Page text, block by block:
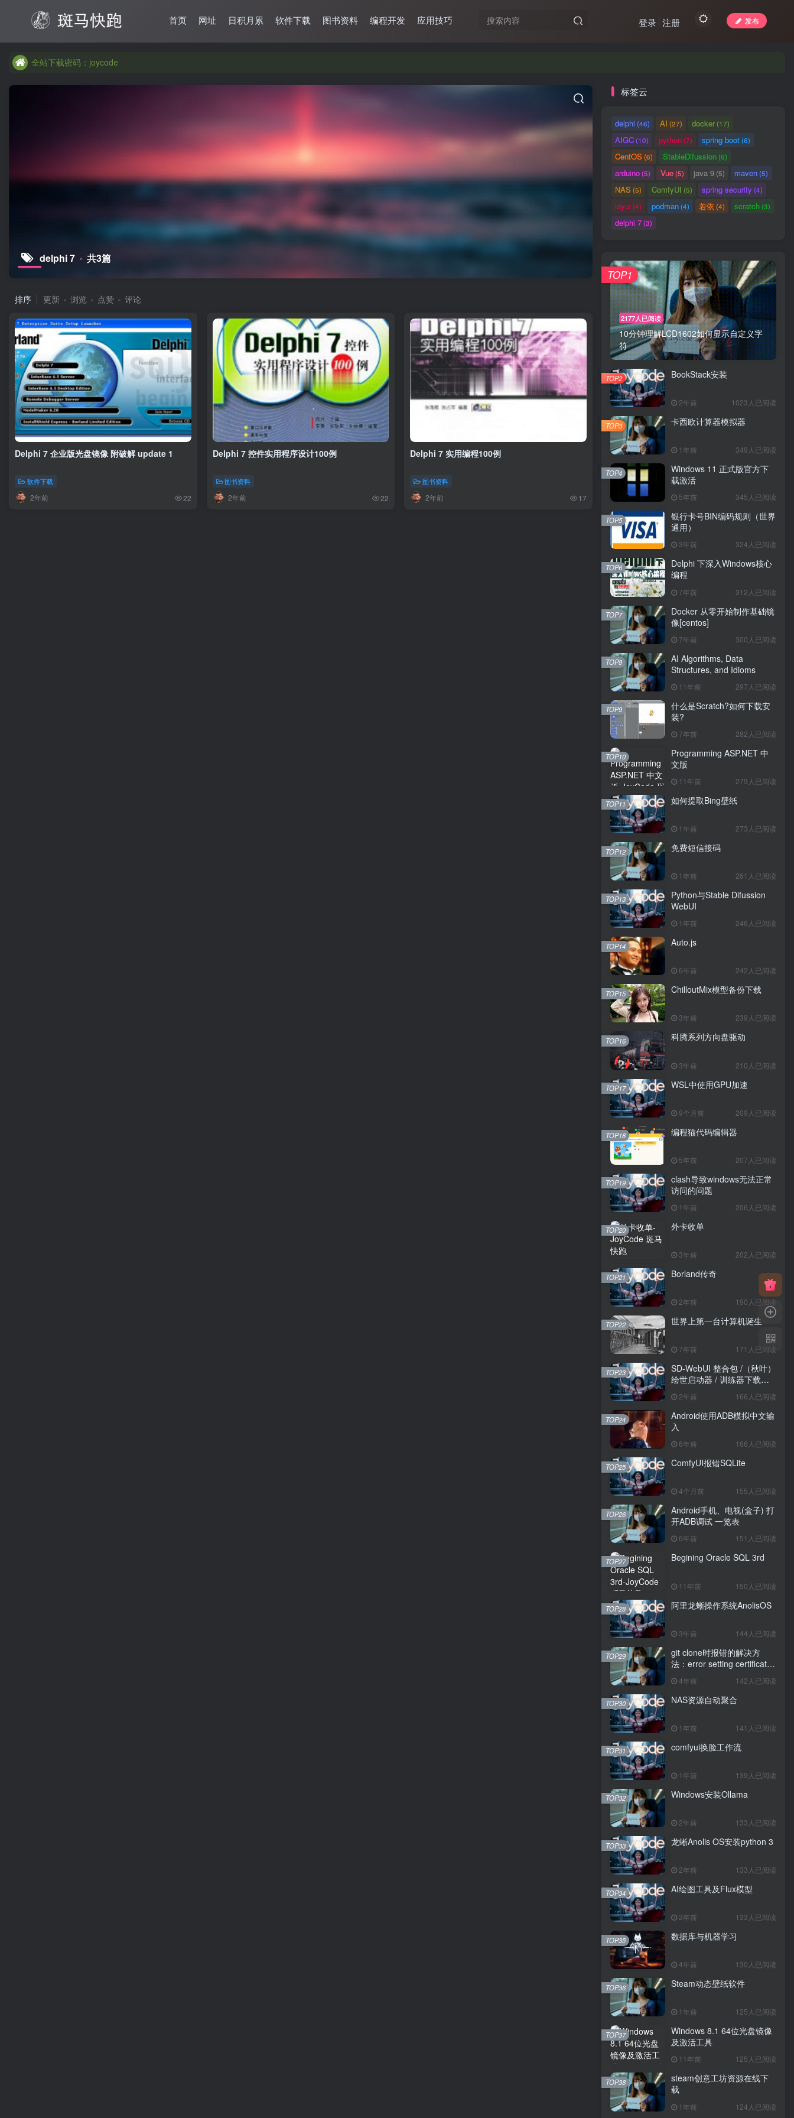
首页 网址 日积月累 软件下载 图书资料 编程开发 应用技巧 发布
登录 注册
全站下载密码：joycode
全站下载密码：joycode
全站下载密码：joycode
delphi 7 共3篇
排序 更新 浏览 点赞 评论
Delphi 7 企业版光盘镜像 附破解 update 1
软件下载
2年前 22
Delphi 7 控件实用程序设计100例
图书资料
2年前 22
Delphi 7 实用编程100例
图书资料
2年前 17
标签云
delphi(46) AI (27) docker(17)
AIGC(10) python(7) spring boot(6)
CentOS (6) StableDifussion(6)
arduino(5) Vue(5) java 9(5) maven(5)
NAS (5) ComfyUI (5) spring security (4)
layui(4) podman(4) 若依 (4) scratch(3)
delphi 7(3)
2177人已阅读
10分钟理解LCD1602如何显示自定义字
符
TOP1
BookStack安装
2年前 1023人已阅读
TOP2
卡西欧计算器模拟器
1年前 349人已阅读
TOP3
Windows 11 正式版官方下
载激活
5年前 345人已阅读
TOP4
银行卡号BIN编码规则（世界
通用）
3年前 324人已阅读
TOP5
Delphi 下深入Windows核心
编程
7年前 312人已阅读
TOP6
Docker 从零开始制作基础镜
像[centos]
7年前 300人已阅读
TOP7
AI Algorithms, Data
Structures, and Idioms
11年前 297人已阅读
TOP8
什么是Scratch?如何下载安
装?
7年前 282人已阅读
TOP9
Programming ASP.NET 中
文版
11年前 279人已阅读
TOP10
如何提取Bing壁纸
1年前 273人已阅读
TOP11
免费短信接码
1年前 261人已阅读
TOP12
Python与Stable Difussion
WebUI
1年前 246人已阅读
TOP13
Auto.js
6年前 242人已阅读
TOP14
ChilloutMix模型备份下载
3年前 239人已阅读
TOP15
科腾系列方向盘驱动
3年前 210人已阅读
TOP16
WSL中使用GPU加速
9个月前 209人已阅读
TOP17
编程猫代码编辑器
5年前 207人已阅读
TOP18
clash导致windows无法正常
访问的问题
1年前 206人已阅读
TOP19
外卡收单
3年前 202人已阅读
TOP20
Borland传奇
2年前 190人已阅读
TOP21
世界上第一台计算机诞生
7年前 171人已阅读
TOP22
SD-WebUI 整合包 /（秋叶）
绘世启动器 / 训练器下载导
2年前 166人已阅读
TOP23
Android使用ADB模拟中文输
入
6年前 166人已阅读
TOP24
ComfyUI报错SQLite
4个月前 155人已阅读
TOP25
Android手机、电视(盒子) 打
开ADB调试 一览表
6年前 151人已阅读
TOP26
Begining Oracle SQL 3rd
11年前 150人已阅读
TOP27
阿里龙蜥操作系统AnolisOS
3年前 144人已阅读
TOP28
git clone时报错的解决方
法：error setting certificate
4年前 142人已阅读
TOP29
NAS资源自动聚合
1年前 141人已阅读
TOP30
comfyui换脸工作流
1年前 139人已阅读
TOP31
Windows安装Ollama
2年前 133人已阅读
TOP32
龙蜥Anolis OS安装python 3
2年前 133人已阅读
TOP33
AI绘图工具及Flux模型
2年前 133人已阅读
TOP34
数据库与机器学习
4年前 130人已阅读
TOP35
Steam动态壁纸软件
1年前 125人已阅读
TOP36
Windows 8.1 64位光盘镜像
及激活工具
11年前 125人已阅读
TOP37
steam创意工坊资源在线下
载
1年前 124人已阅读
TOP38